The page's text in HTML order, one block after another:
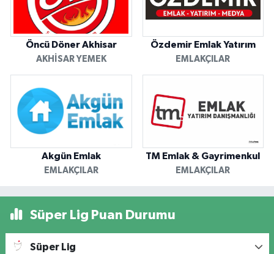
Öncü Döner Akhisar
AKHISAR YEMEK
Özdemir Emlak Yatırım
EMLAKÇILAR
Akgün Emlak
EMLAKÇILAR
TM Emlak & Gayrimenkul
EMLAKÇILAR
Süper Lig Puan Durumu
Süper Lig